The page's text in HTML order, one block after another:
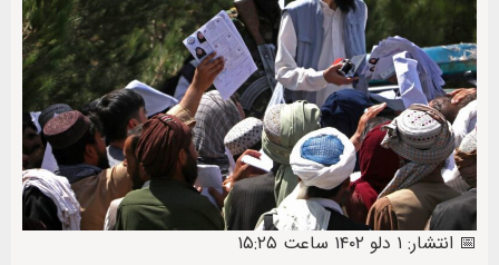
📅 انتشار: ۱ دلو ۱۴۰۲ ساعت ۱۵:۲۵